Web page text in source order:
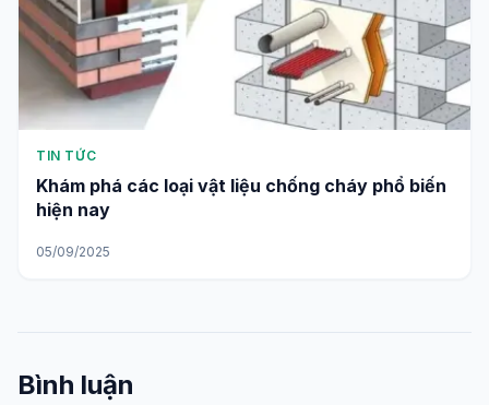
TIN TỨC
Khám phá các loại vật liệu chống cháy phổ biến
hiện nay
05/09/2025
Bình luận